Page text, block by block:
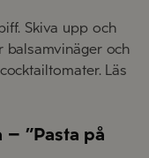
Skiva upp och
och
Läs
– ”Pasta på